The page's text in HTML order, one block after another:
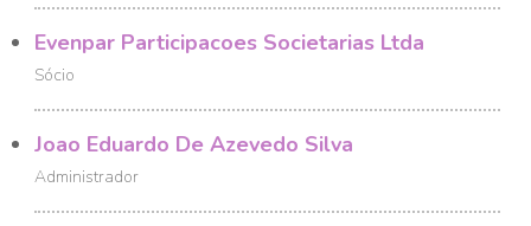
Evenpar Participacoes Societarias Ltda
Sócio
Joao Eduardo De Azevedo Silva
Administrador